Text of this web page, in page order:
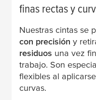
finas rectas y
Nuestras cintas se
con precisión y
residuos una vez
trabajo. Son
flexibles al
curvas.